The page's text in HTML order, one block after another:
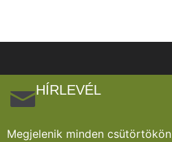
HÍRLEVÉL
Megjelenik minden csütörtökön